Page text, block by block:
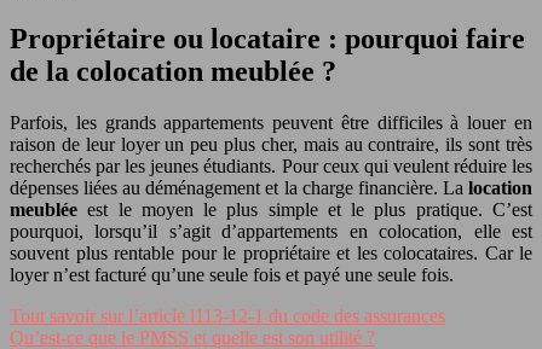
Propriétaire ou locataire : pourquoi faire
de la colocation meublée ?
Parfois, les grands appartements peuvent être difficiles à louer en
raison de leur loyer un peu plus cher, mais au contraire, ils sont très
recherchés par les jeunes étudiants. Pour ceux qui veulent réduire les
dépenses liées au déménagement et la charge financière. La location
meublée est le moyen le plus simple et le plus pratique. C’est
pourquoi, lorsqu’il s’agit d’appartements en colocation, elle est
souvent plus rentable pour le propriétaire et les colocataires. Car le
loyer n’est facturé qu’une seule fois et payé une seule fois.
Tout savoir sur l’article l113-12-1 du code des assurances
Qu’est-ce que le PMSS et quelle est son utilité ?